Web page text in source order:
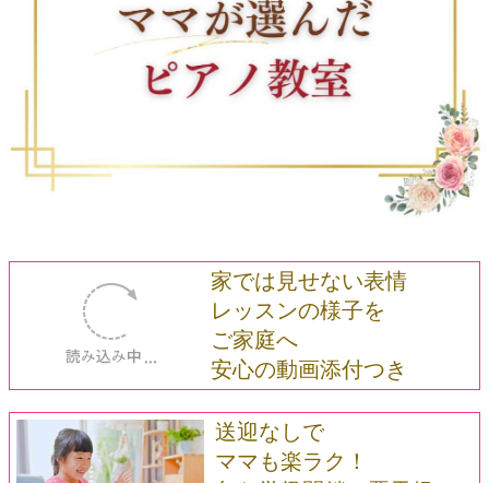
家では見せない表情
レッスンの様子を
ご家庭へ
安心の動画添付つき
送迎なしで